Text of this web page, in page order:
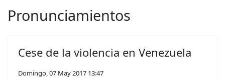
Pronunciamientos
Cese de la violencia en Venezuela
Domingo, 07 May 2017 13:47